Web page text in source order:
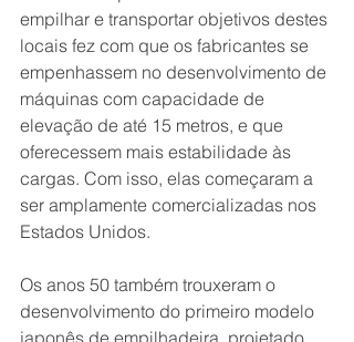
empilhar e transportar objetivos destes
locais fez com que os fabricantes se
empenhassem no desenvolvimento de
máquinas com capacidade de
elevação de até 15 metros, e que
oferecessem mais estabilidade às
cargas. Com isso, elas começaram a
ser amplamente comercializadas nos
Estados Unidos.
Os anos 50 também trouxeram o
desenvolvimento do primeiro modelo